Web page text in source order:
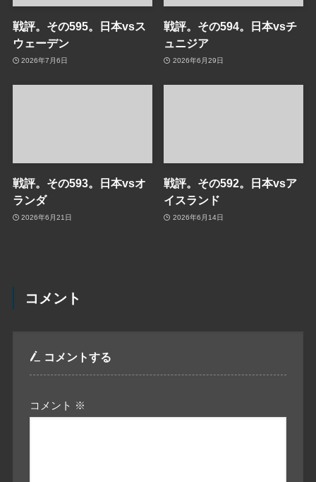
戦評。その595。日本vsス
ウェーデン
2026年7月6日
戦評。その594。日本vsチ
ュニジア
2026年6月29日
戦評。その593。日本vsオ
ランダ
2026年6月21日
戦評。その592。日本vsア
イスランド
2026年6月14日
コメント
コメントする
コメント ※